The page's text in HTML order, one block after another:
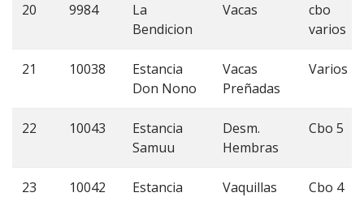
20 9984
La
Bendicion
Vacas
cbo
varios
21 10038
Estancia
Don Nono
Vacas
Preñadas
Varios
22 10043
Estancia
Samuu
Desm.
Hembras
Cbo 5
23 10042
Estancia
Vaquillas Cbo 4